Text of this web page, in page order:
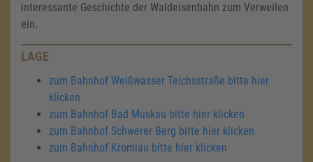
interessante Geschichte der Waldeisenbahn zum Verweilen
ein.
LAGE
zum Bahnhof Weißwasser Teichsstraße bitte hier
klicken
zum Bahnhof Bad Muskau bitte hier klicken
zum Bahnhof Schwerer Berg bitte hier klicken
zum Bahnhof Kromlau bitte hier klicken